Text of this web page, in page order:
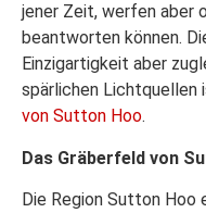
jener Zeit, werfen aber
beantworten können.
Einzigartigkeit aber
spärlichen Lichtquellen
von Sutton Hoo.
Das Gräberfeld von
Die Region Sutton